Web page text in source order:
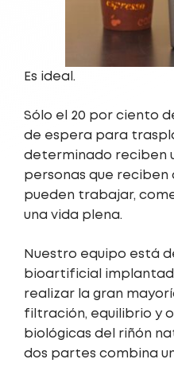
Es ideal.
Sólo el 20 por ciento
de espera para
determinado reciben
personas que reciben
pueden trabajar,
una vida plena.
Nuestro equipo está
bioartificial
realizar la gran
filtración, equilibrio y
biológicas del riñón
dos partes combina